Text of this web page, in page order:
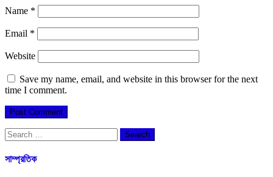
Name *
Email *
Website
Save my name, email, and website in this browser for the next
time I comment.
Search
for:
সাম্প্রতিক